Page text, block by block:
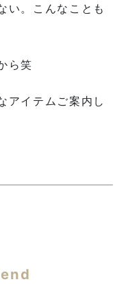
い。こんなことも
ら笑
アイテムご案内し